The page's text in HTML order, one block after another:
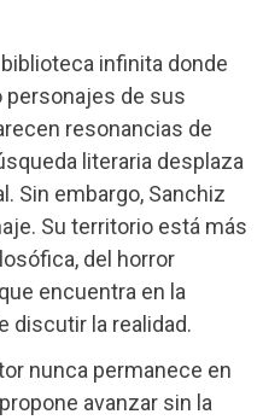
infinita donde
personajes de sus
resonancias de
literaria desplaza
Sin embargo, Sanchiz
Su territorio está más
del horror
encuentra en la
discutir la realidad.
nunca permanece en
avanzar sin la